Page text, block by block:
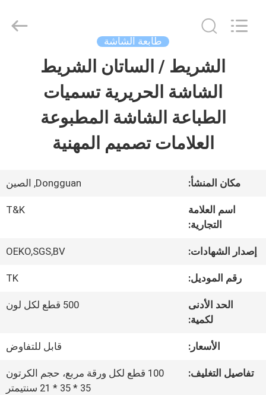
المنتجات
في
المعمل
الجودة
اتصل
Garment
Accessories
طابعة الشاشة
الشريط / الساتان الشريط
الشاشة الحريرية تسميات
الطباعة الشاشة المطبوعة
العلامات تصميم المهنية
مكان المنشأ: Dongguan, الصين
اسم العلامة
التجارية:
T&K
إصدار الشهادات: OEKO,SGS,BV
رقم الموديل: TK
الحد الأدنى
لكمية:
500 قطع لكل لون
الأسعار: قابل للتفاوض
تفاصيل التغليف:
100 قطع لكل ورقة مربع، حجم الكرتون
35 * 35 * 21 سنتيمتر